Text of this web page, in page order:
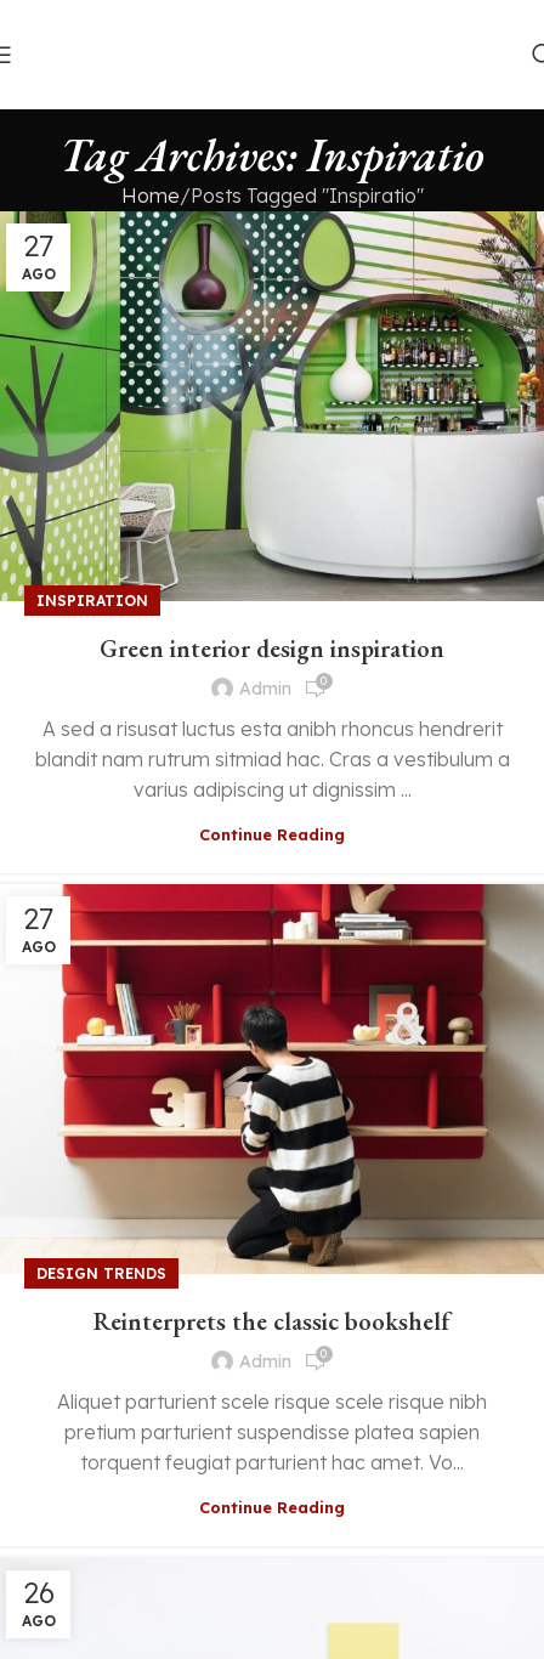
Tag Archives: Inspiratio
Home Posts Tagged "Inspiratio"
27
AGO
INSPIRATION
Green interior design inspiration
Admin 0
A sed a risusat luctus esta anibh rhoncus hendrerit
blandit nam rutrum sitmiad hac. Cras a vestibulum a
varius adipiscing ut dignissim ...
Continue Reading
27
AGO
DESIGN TRENDS
Reinterprets the classic bookshelf
Admin 0
Aliquet parturient scele risque scele risque nibh
pretium parturient suspendisse platea sapien
torquent feugiat parturient hac amet. Vo...
Continue Reading
26
AGO